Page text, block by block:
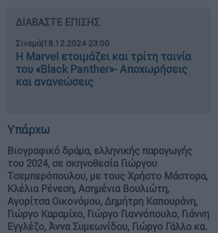
ΔΙΑΒΑΣΤΕ ΕΠΙΣΗΣ
Σινεμά|18.12.2024 23:00
Η Marvel ετοιμάζει και τρίτη ταινία
του «Black Panther»- Αποχωρήσεις
και ανανεώσεις
Υπάρχω
Βιογραφικό δράμα, ελληνικής παραγωγής
του 2024, σε σκηνοθεσία Γιώργου
Τσεμπερόπουλου, με τους Χρήστο Μάστορα,
Κλέλια Ρένεση, Ασημένια Βουλιώτη,
Αγορίτσα Οικονόμου, Δημήτρη Καπουράνη,
Γιώργο Καραμίχο, Γιώργο Γιαννόπουλο, Γιάννη
Εγγλέζο, Άννα Συμεωνίδου, Γιώργο Γάλλο κα.